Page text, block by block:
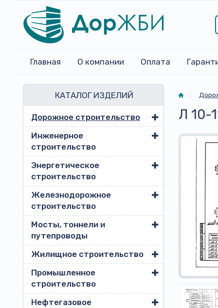
Главная О компании Оплата
КАТАЛОГ ИЗДЕЛИЙ
Дорожное строительство
Инженерное
строительство
Энергетическое
строительство
Железнодорожное
строительство
Мосты, тоннели и
путепроводы
Жилищное строительство
Промышленное
строительство
Нефтегазовое
Главная
::
Л 10-